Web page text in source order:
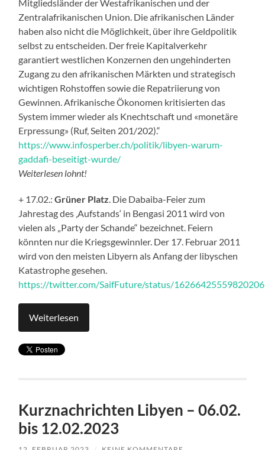
Mitgliedsländer der Westafrikanischen und der
Zentralafrikanischen Union. Die afrikanischen Länder
haben also nicht die Möglichkeit, über ihre Geldpolitik
selbst zu entscheiden. Der freie Kapitalverkehr
garantiert westlichen Konzernen den ungehinderten
Zugang zu den afrikanischen Märkten und strategisch
wichtigen Rohstoffen sowie die Repatriierung von
Gewinnen. Afrikanische Ökonomen kritisierten das
System immer wieder als Knechtschaft und «monetäre
Erpressung» (Ruf, Seiten 201/202).“
https://www.infosperber.ch/politik/libyen-warum-
gaddafi-beseitigt-wurde/
Weiterlesen lohnt!
+ 17.02.:Grüner Platz . Die Dabaiba-Feier zum
Jahrestag des ‚Aufstands‘ in Bengasi 2011 wird von
vielen als „Party der Schande“ bezeichnet. Feiern
könnten nur die Kriegsgewinnler. Der 17. Februar 2011
wird von den meisten Libyern als Anfang der libyschen
Katastrophe gesehen.
https://twitter.com/SaifFuture/status/
Weiterlesen
Kurznachrichten Libyen – 06.02.
bis 12.02.2023